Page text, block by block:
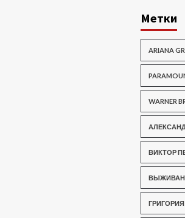
Метки
ARIANA
WARNER
ВИКТОР